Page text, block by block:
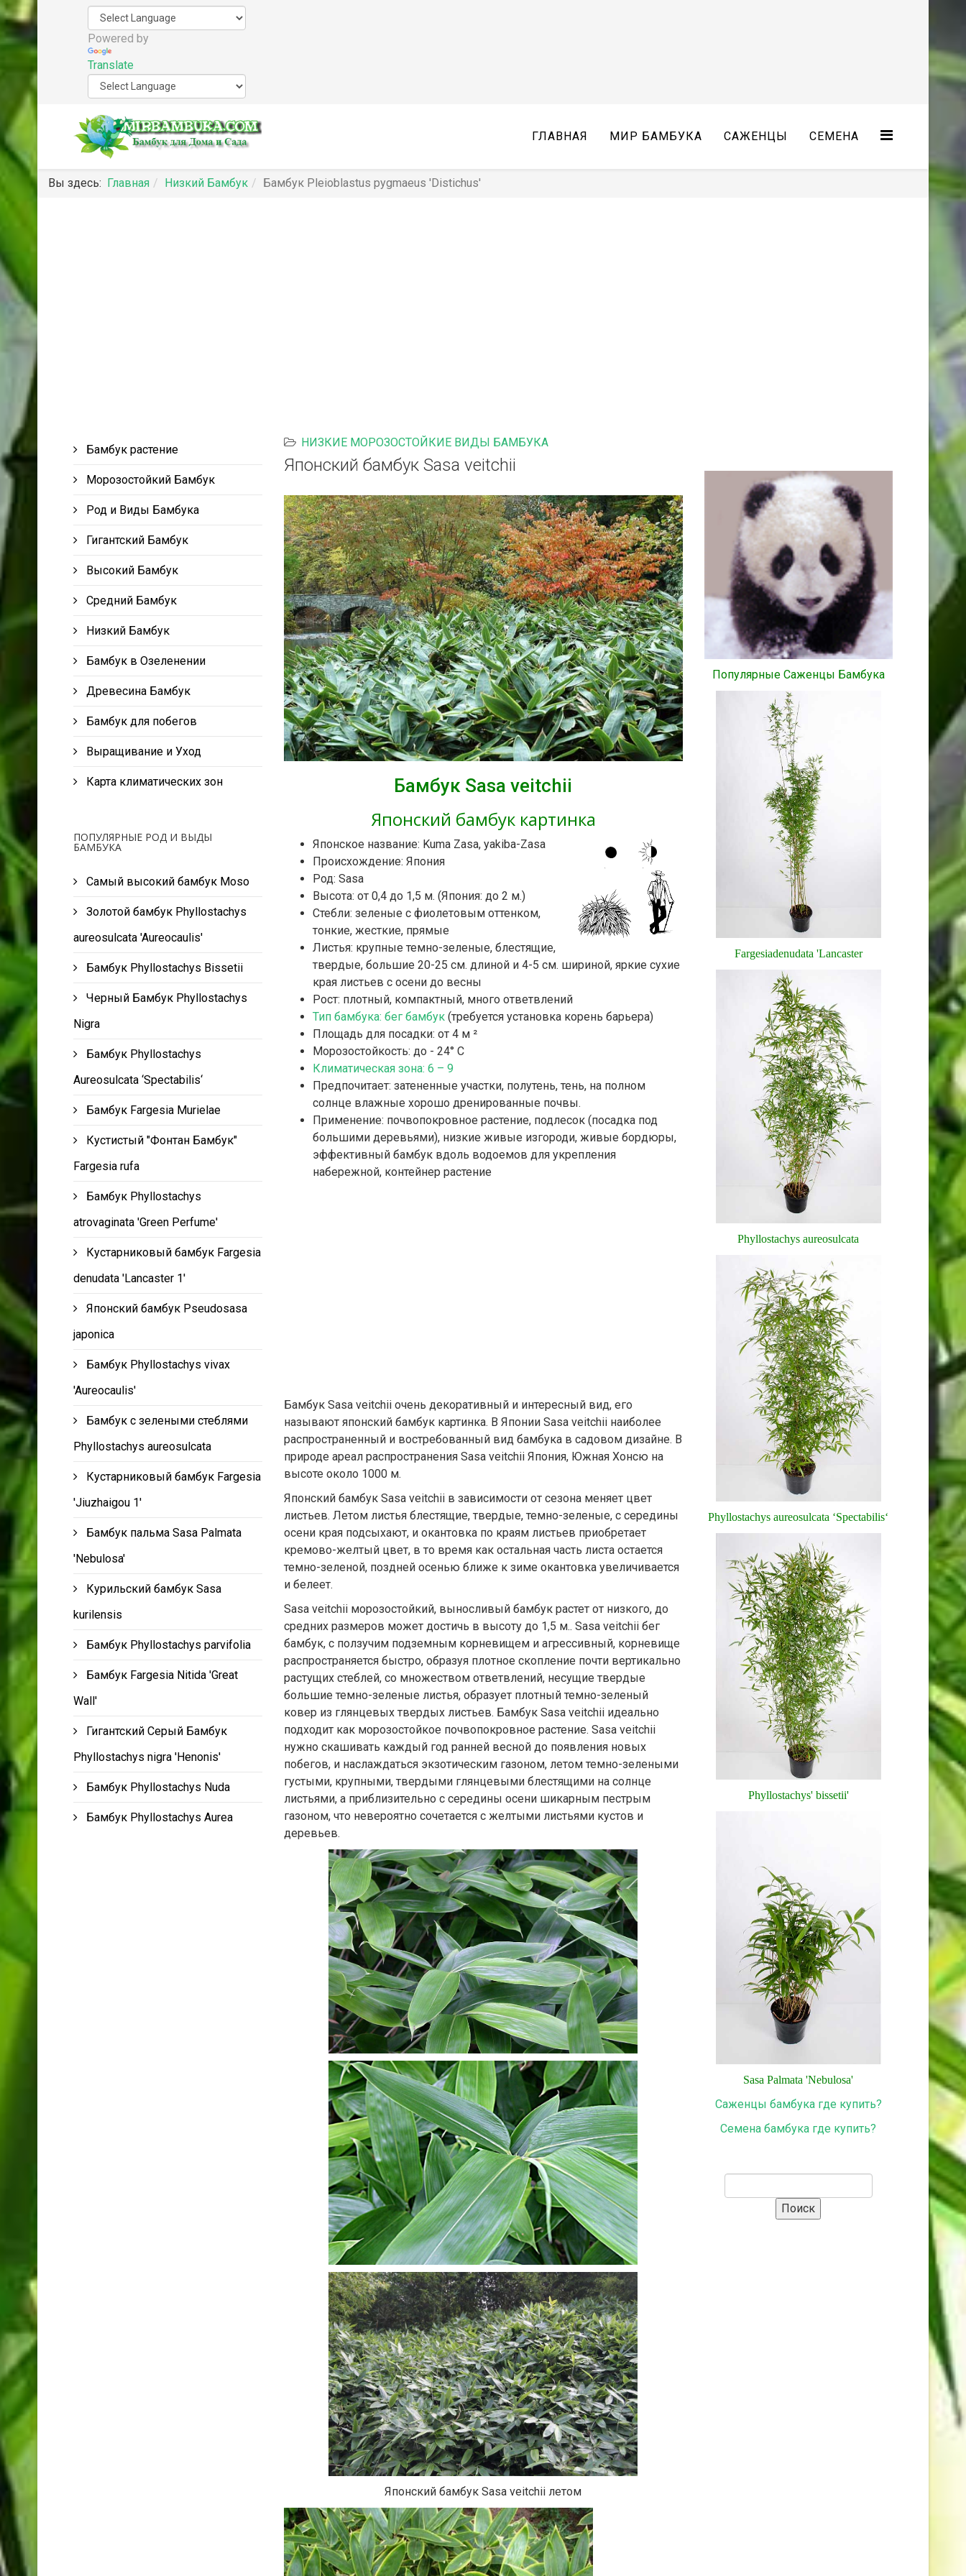
Powered by
Translate
ГЛАВНАЯ МИР БАМБУКА САЖЕНЦЫ СЕМЕНА
Вы здесь: Главная Низкий Бамбук Бамбук Pleioblastus pygmaeus 'Distichus'
Бамбук растение
Морозостойкий Бамбук
Род и Виды Бамбука
Гигантский Бамбук
Высокий Бамбук
Средний Бамбук
Низкий Бамбук
Бамбук в Озеленении
Древесина Бамбук
Бамбук для побегов
Выращивание и Уход
Карта климатических зон
ПОПУЛЯРНЫЕ РОД И ВЫДЫ
БАМБУКА
Самый высокий бамбук Moso
Золотой бамбук Phyllostachys
aureosulcata 'Aureocaulis'
Бамбук Phyllostachys Bissetii
Черный Бамбук Phyllostachys
Nigra
Бамбук Phyllostachys
Aureosulcata ‘Spectabilis‘
Бамбук Fargesia Murielae
Кустистый "Фонтан Бамбук"
Fargesia rufa
Бамбук Phyllostachys
atrovaginata 'Green Perfume'
Кустарниковый бамбук Fargesia
denudata 'Lancaster 1'
Японский бамбук Pseudosasa
japonica
Бамбук Phyllostachys vivax
'Aureocaulis'
Бамбук с зелеными стеблями
Phyllostachys aureosulcata
Кустарниковый бамбук Fargesia
'Jiuzhaigou 1'
Бамбук пальма Sasa Palmata
'Nebulosa'
Курильский бамбук Sasa
kurilensis
Бамбук Phyllostachys parvifolia
Бамбук Fargesia Nitida 'Great
Wall'
Гигантский Серый Бамбук
Phyllostachys nigra 'Henonis'
Бамбук Phyllostachys Nuda
Бамбук Phyllostachys Aurea
НИЗКИЕ МОРОЗОСТОЙКИЕ ВИДЫ БАМБУКА
Японский бамбук Sasa veitchii
Бамбук Sasa veitchii
Японский бамбук картинка
Японское название: Kuma Zasa, yakiba-Zasa
Происхождение: Япония
Род: Sasa
Высота: от 0,4 до 1,5 м. (Япония: до 2 м.)
Стебли: зеленые с фиолетовым оттенком,
тонкие, жесткие, прямые
Листья: крупные темно-зеленые, блестящие,
твердые, большие 20-25 см. длиной и 4-5 см. шириной, яркие сухие
края листьев с осени до весны
Рост: плотный, компактный, много ответвлений
Тип бамбука: бег бамбук(требуется установка корень барьера)
Площадь для посадки: от 4 м ²
Морозостойкость: до - 24° C
Климатическая зона: 6 – 9
Предпочитает: затененные участки, полутень, тень, на полном
солнце влажные хорошо дренированные почвы.
Применение: почвопокровное растение, подлесок (посадка под
большими деревьями), низкие живые изгороди, живые бордюры,
эффективный бамбук вдоль водоемов для укрепления
набережной, контейнер растение
Бамбук Sasa veitchii очень декоративный и интересный вид, его
называют японский бамбук картинка. В Японии Sasa veitchii наиболее
распространенный и востребованный вид бамбука в садовом дизайне. В
природе ареал распространения Sasa veitchii Япония, Южная Хонсю на
высоте около 1000 м.
Японский бамбук Sasa veitchii в зависимости от сезона меняет цвет
листьев. Летом листья блестящие, твердые, темно-зеленые, с середины
осени края подсыхают, и окантовка по краям листьев приобретает
кремово-желтый цвет, в то время как остальная часть листа остается
темно-зеленой, поздней осенью ближе к зиме окантовка увеличивается
и белеет.
Sasa veitchii морозостойкий, выносливый бамбук растет от низкого, до
средних размеров может достичь в высоту до 1,5 м.. Sasa veitchii бег
бамбук, с ползучим подземным корневищем и агрессивный, корневище
распространяется быстро, образуя плотное скопление почти вертикально
растущих стеблей, со множеством ответвлений, несущие твердые
большие темно-зеленые листья, образует плотный темно-зеленый
ковер из глянцевых твердых листьев. Бамбук Sasa veitchii идеально
подходит как морозостойкое почвопокровное растение. Sasa veitchii
нужно скашивать каждый год ранней весной до появления новых
побегов, и наслаждаться экзотическим газоном, летом темно-зелеными
густыми, крупными, твердыми глянцевыми блестящими на солнце
листьями, а приблизительно с середины осени шикарным пестрым
газоном, что невероятно сочетается с желтыми листьями кустов и
деревьев.
Японский бамбук Sasa veitchii летом
Популярные Саженцы Бамбука
Fargesiadenudata 'Lancaster
Phyllostachys aureosulcata
Phyllostachys aureosulcata ‘Spectabilis‘
Phyllostachys' bissetii'
Sasa Palmata 'Nebulosa'
Саженцы бамбука где купить?
Семена бамбука где купить?